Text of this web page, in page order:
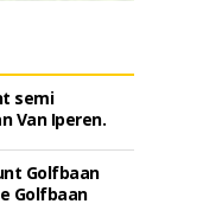
semi
Van Iperen.
Golfbaan
Golfbaan